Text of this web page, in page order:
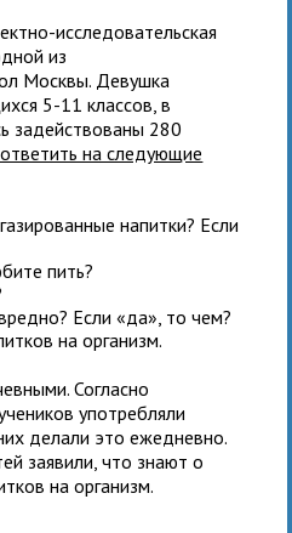
исследовательская
из
Москвы. Девушка
5-11 классов, в
задействованы 280
на следующие
напитки? Если
пить?
Если «да», то чем?
на организм.
Согласно
употребляли
делали это ежедневно.
заявили, что знают о
на организм.